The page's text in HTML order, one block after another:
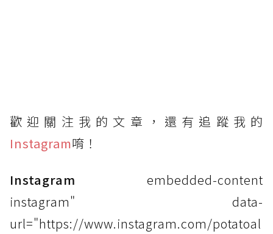
歡迎關注我的文章，還有追蹤我的
Instagram唷！
Instagram embedded-content
instagram" data-
url="https://www.instagram.com/potatoal